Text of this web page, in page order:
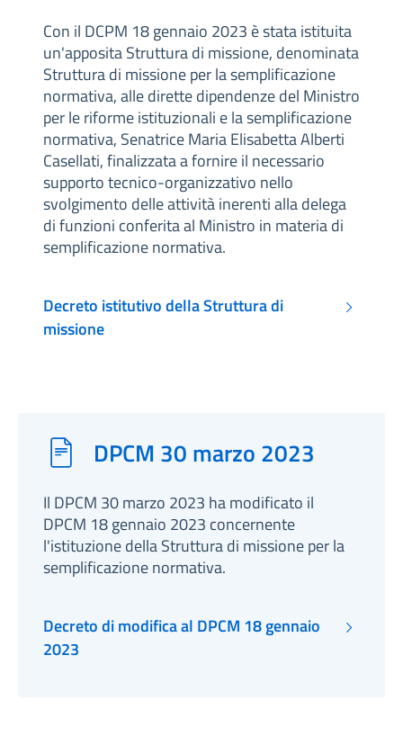
Con il DCPM 18 gennaio 2023 è stata istituita
un'apposita Struttura di missione, denominata
Struttura di missione per la semplificazione
normativa, alle dirette dipendenze del Ministro
per le riforme istituzionali e la semplificazione
normativa, Senatrice Maria Elisabetta Alberti
Casellati, finalizzata a fornire il necessario
supporto tecnico-organizzativo nello
svolgimento delle attività inerenti alla delega
di funzioni conferita al Ministro in materia di
semplificazione normativa.
Decreto istitutivo della Struttura di
missione
DPCM 30 marzo 2023
Il DPCM 30 marzo 2023 ha modificato il
DPCM 18 gennaio 2023 concernente
l'istituzione della Struttura di missione per la
semplificazione normativa.
Decreto di modifica al DPCM 18 gennaio
2023